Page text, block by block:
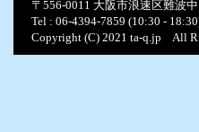
〒556-0011 大阪市浪速区難波
Tel : 06-4394-7859 (10:30 -
Copyright (C) 2021 ta-q.jp All